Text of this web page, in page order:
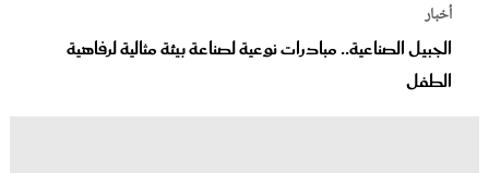
أخبار
الجبيل الصناعية.. مبادرات نوعية لصناعة بيئة مثالية لرفاهية
الطفل